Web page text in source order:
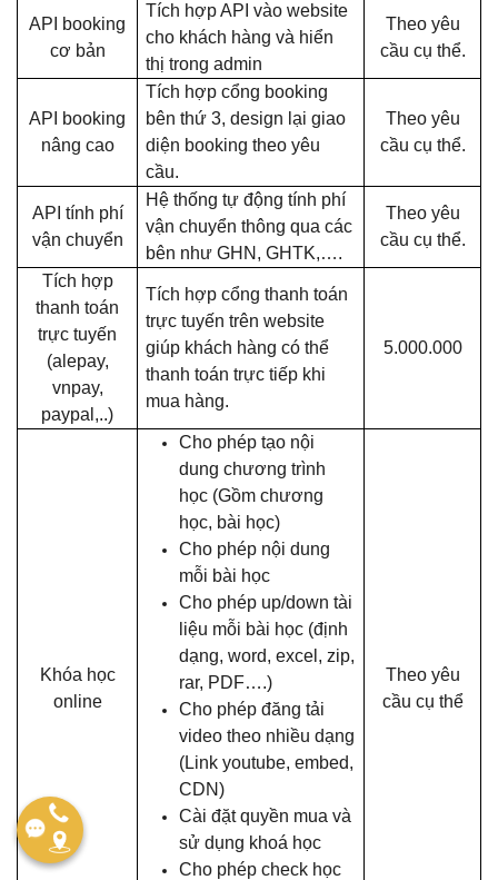
API booking
cơ bản
Tích hợp API vào website
cho khách hàng và hiển
thị trong admin
Theo yêu
cầu cụ thể.
API booking
nâng cao
Tích hợp cổng booking
bên thứ 3, design lại giao
diện booking theo yêu
cầu.
Theo yêu
cầu cụ thể.
API tính phí
vận chuyển
Hệ thống tự động tính phí
vận chuyển thông qua các
bên như GHN, GHTK,….
Theo yêu
cầu cụ thể.
Tích hợp
thanh toán
trực tuyến
(alepay,
vnpay,
paypal,..)
Tích hợp cổng thanh toán
trực tuyến trên website
giúp khách hàng có thể
thanh toán trực tiếp khi
mua hàng.
5.000.000
Khóa học
online
Cho phép tạo nội
dung chương trình
học (Gồm chương
học, bài học)
Cho phép nội dung
mỗi bài học
Cho phép up/down tài
liệu mỗi bài học (định
dạng, word, excel, zip,
rar, PDF….)
Cho phép đăng tải
video theo nhiều dạng
(Link youtube, embed,
CDN)
Cài đặt quyền mua và
sử dụng khoá học
Cho phép check học
Theo yêu
cầu cụ thể